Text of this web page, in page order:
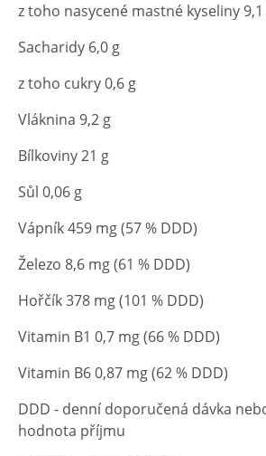
z toho nasycené mastné kyseliny 9,1
Sacharidy 6,0 g
z toho cukry 0,6 g
Vláknina 9,2 g
Bílkoviny 21 g
Sůl 0,06 g
Vápník 459 mg (57 % DDD)
Železo 8,6 mg (61 % DDD)
Hořčík 378 mg (101 % DDD)
Vitamin B1 0,7 mg (66 % DDD)
Vitamin B6 0,87 mg (62 % DDD)
DDD - denní doporučená dávka
hodnota příjmu